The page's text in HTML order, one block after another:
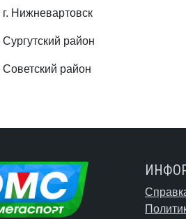
Нижневартовск
район
район